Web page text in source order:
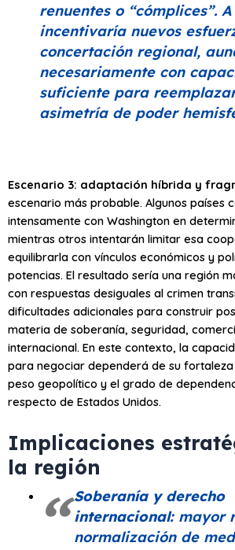
renuentes o “cómplices”.
incentivaría nuevos
concertación regional,
necesariamente con
suficiente para
asimetría de poder
Escenario 3: adaptación híbrida y
escenario más probable. Algunos países
intensamente con Washington en
mientras otros intentarán limitar esa
equilibrarla con vínculos económicos y
potencias. El resultado sería una región
con respuestas desiguales al crimen
dificultades adicionales para construir
materia de soberanía, seguridad,
internacional. En este contexto, la
para negociar dependerá de su fortaleza
peso geopolítico y el grado de
respecto de Estados Unidos.
Implicaciones
la región
Soberanía y derecho
internacional:mayor
normalización de